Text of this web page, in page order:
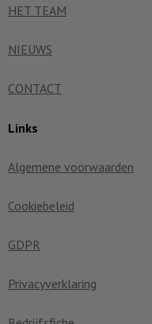
HET TEAM
NIEUWS
CONTACT
Links
Algemene voorwaarden
Cookiebeleid
GDPR
Privacyverklaring